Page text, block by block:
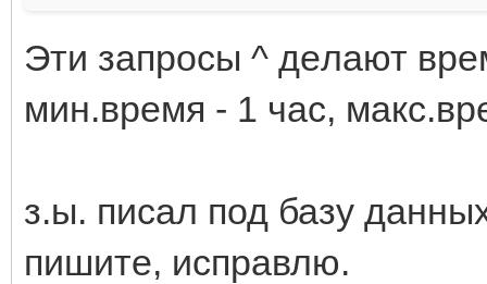
Эти зaпpocы ^ дeлaют
мин.вpeмя - 1 чac,
з.ы. писал под базу
пишите, исправлю.